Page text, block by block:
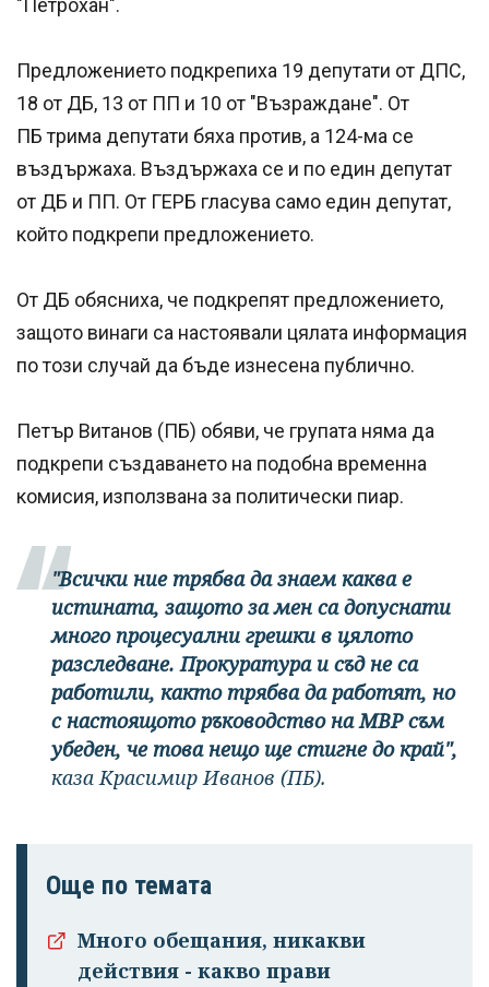
"Петрохан".
Предложението подкрепиха 19 депутати от ДПС,
18 от ДБ, 13 от ПП и 10 от "Възраждане". От
ПБ трима депутати бяха против, а 124-ма се
въздържаха. Въздържаха се и по един депутат
от ДБ и ПП. От ГЕРБ гласува само един депутат,
който подкрепи предложението.
От ДБ обясниха, че подкрепят предложението,
защото винаги са настоявали цялата информация
по този случай да бъде изнесена публично.
Петър Витанов (ПБ) обяви, че групата няма да
подкрепи създаването на подобна временна
комисия, използвана за политически пиар.
"Всички ние трябва да знаем каква е
истината, защото за мен са допуснати
много процесуални грешки в цялото
разследване. Прокуратура и съд не са
работили, както трябва да работят, но
с настоящото ръководство на МВР съм
убеден, че това нещо ще стигне до край",
каза Красимир Иванов (ПБ).
Още по темата
Много обещания, никакви
действия - какво прави